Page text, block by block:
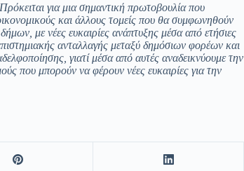
Πρόκειται για μια σημαντική πρωτοβουλία που
και άλλους τομείς που θα συμφωνηθούν
με νέες ευκαιρίες ανάπτυξης μέσα από ετήσιες
ανταλλαγής μεταξύ δημόσιων φορέων και
γιατί μέσα από αυτές αναδεικνύουμε την
που μπορούν να φέρουν νέες ευκαιρίες για την